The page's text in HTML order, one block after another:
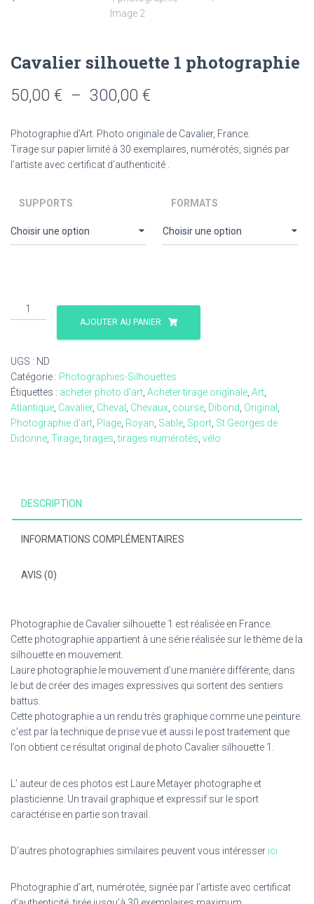
Cavalier silhouette 1 photographie
50,00 € – 300,00 €Plage
prix :
50,00 €
300,00 €
Photographie d’Art. Photo originale de Cavalier, France.
Tirage sur papier limité à 30 exemplaires, numérotés, signés par
l’artiste avec certificat d’authenticité .
SUPPORTS FORMATS
quantité
de
1
photographie
AJOUTER AU PANIER
UGS : ND
Catégorie : Photographies-Silhouettes
Étiquettes : acheter photo d'art Acheter tirage originale Art
Atlantique Cavalier, Cheval Chevaux course Dibond Original
Photographie d'art Plage Royan Sable Sport St Georges de
Didonne Tirage ,tirages ,tirages numérotés vélo
DESCRIPTION
INFORMATIONS COMPLÉMENTAIRES
AVIS (0)
Photographie de Cavalier silhouette 1 est réalisée en France.
Cette photographie appartient à une série réalisée sur le thème de la
silhouette en mouvement.
Laure photographie le mouvement d’une manière différente, dans
le but de créer des images expressives qui sortent des sentiers
battus.
Cette photographie a un rendu très graphique comme une peinture.
c’est par la technique de prise vue et aussi le post traitement que
l’on obtient ce résultat original de photo Cavalier silhouette 1.
L’ auteur de ces photos est Laure Metayer photographe et
plasticienne. Un travail graphique et expressif sur le sport
caractérise en partie son travail.
D’autres photographies similaires peuvent vous intéresser ici
Photographie d’art, numérotée, signée par l’artiste avec certificat